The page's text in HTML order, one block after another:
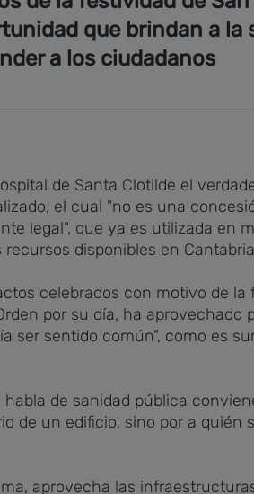
que brindan a la
a los ciudadanos
de Santa Clotilde el
el cual "no es una
legal", que ya es utilizada en
disponibles en
celebrados con motivo de la
por su día, ha aprovechado
ser sentido común", como es
de sanidad pública
de un edificio, sino por a quién
aprovecha las